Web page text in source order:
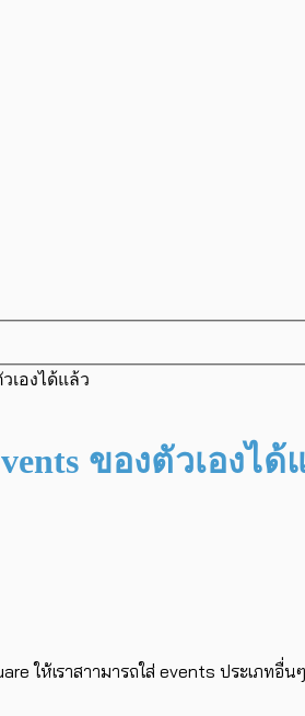
เองได้แล้ว
ของตัวเองได้
เราสาามารถใส่ events ประเภทอื่นๆ